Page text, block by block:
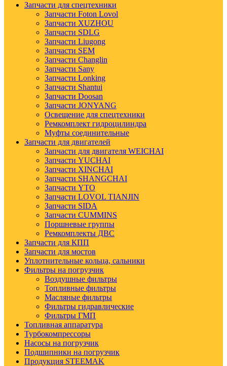
Запчасти для спецтехники
Запчасти Foton Lovol
Запчасти XUZHOU
Запчасти SDLG
Запчасти Liugong
Запчасти SEM
Запчасти Changlin
Запчасти Sany
Запчасти Lonking
Запчасти Shantui
Запчасти Doosan
Запчасти JONYANG
Освещение для спецтехники
Ремкомплект гидроцилиндра
Муфты соединительные
Запчасти для двигателей
Запчасти для двигателя WEICHAI
Запчасти YUCHAI
Запчасти XINCHAI
Запчасти SHANGCHAI
Запчасти YTO
Запчасти LOVOL TIANJIN
Запчасти SIDA
Запчасти CUMMINS
Поршневые группы
Ремкомплекты ДВС
Запчасти для КПП
Запчасти для мостов
Уплотнительные кольца, сальники
Фильтры на погрузчик
Воздушные фильтры
Топливные фильтры
Масляные фильтры
Фильтры гидравлические
Фильтры ГМП
Топливная аппаратура
Турбокомпрессоры
Насосы на погрузчик
Подшипники на погрузчик
Продукция STEEMAK